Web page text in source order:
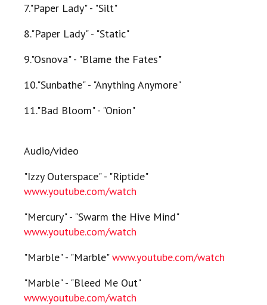
7."Paper Lady" - "Silt"
8."Paper Lady" - "Static"
9."Osnova" - "Blame the Fates"
10."Sunbathe" - "Anything Anymore"
11."Bad Bloom" - "Onion"
Audio/video
"Izzy Outerspace" - "Riptide"
www.youtube.com/watch
"Mercury" - "Swarm the Hive Mind"
www.youtube.com/watch
"Marble" - "Marble"www.youtube.com/watch
"Marble" - "Bleed Me Out"
www.youtube.com/watch